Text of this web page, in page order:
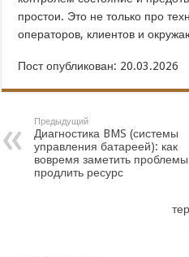
простои. Это не только про
операторов, клиентов и
Пост опубликован: 20.03.2026
Предыдущий
Диагностика BMS (системы
управления батареей): как
вовремя заметить
продлить ресурс